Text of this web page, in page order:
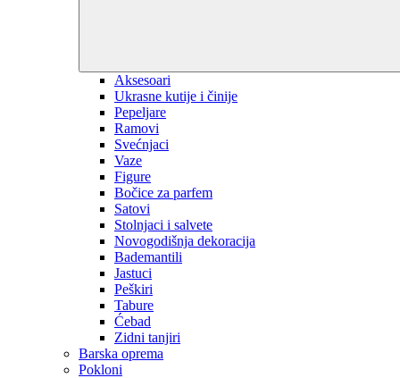
Aksesoari
Ukrasne kutije i činije
Pepeljare
Ramovi
Svećnjaci
Vaze
Figure
Bočice za parfem
Satovi
Stolnjaci i salvete
Novogodišnja dekoracija
Bademantili
Jastuci
Peškiri
Tabure
Ćebad
Zidni tanjiri
Barska oprema
Pokloni